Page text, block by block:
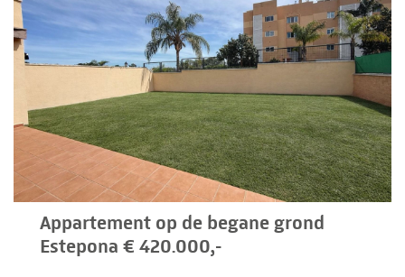
Appartement op de begane grond
Estepona € 420.000,-